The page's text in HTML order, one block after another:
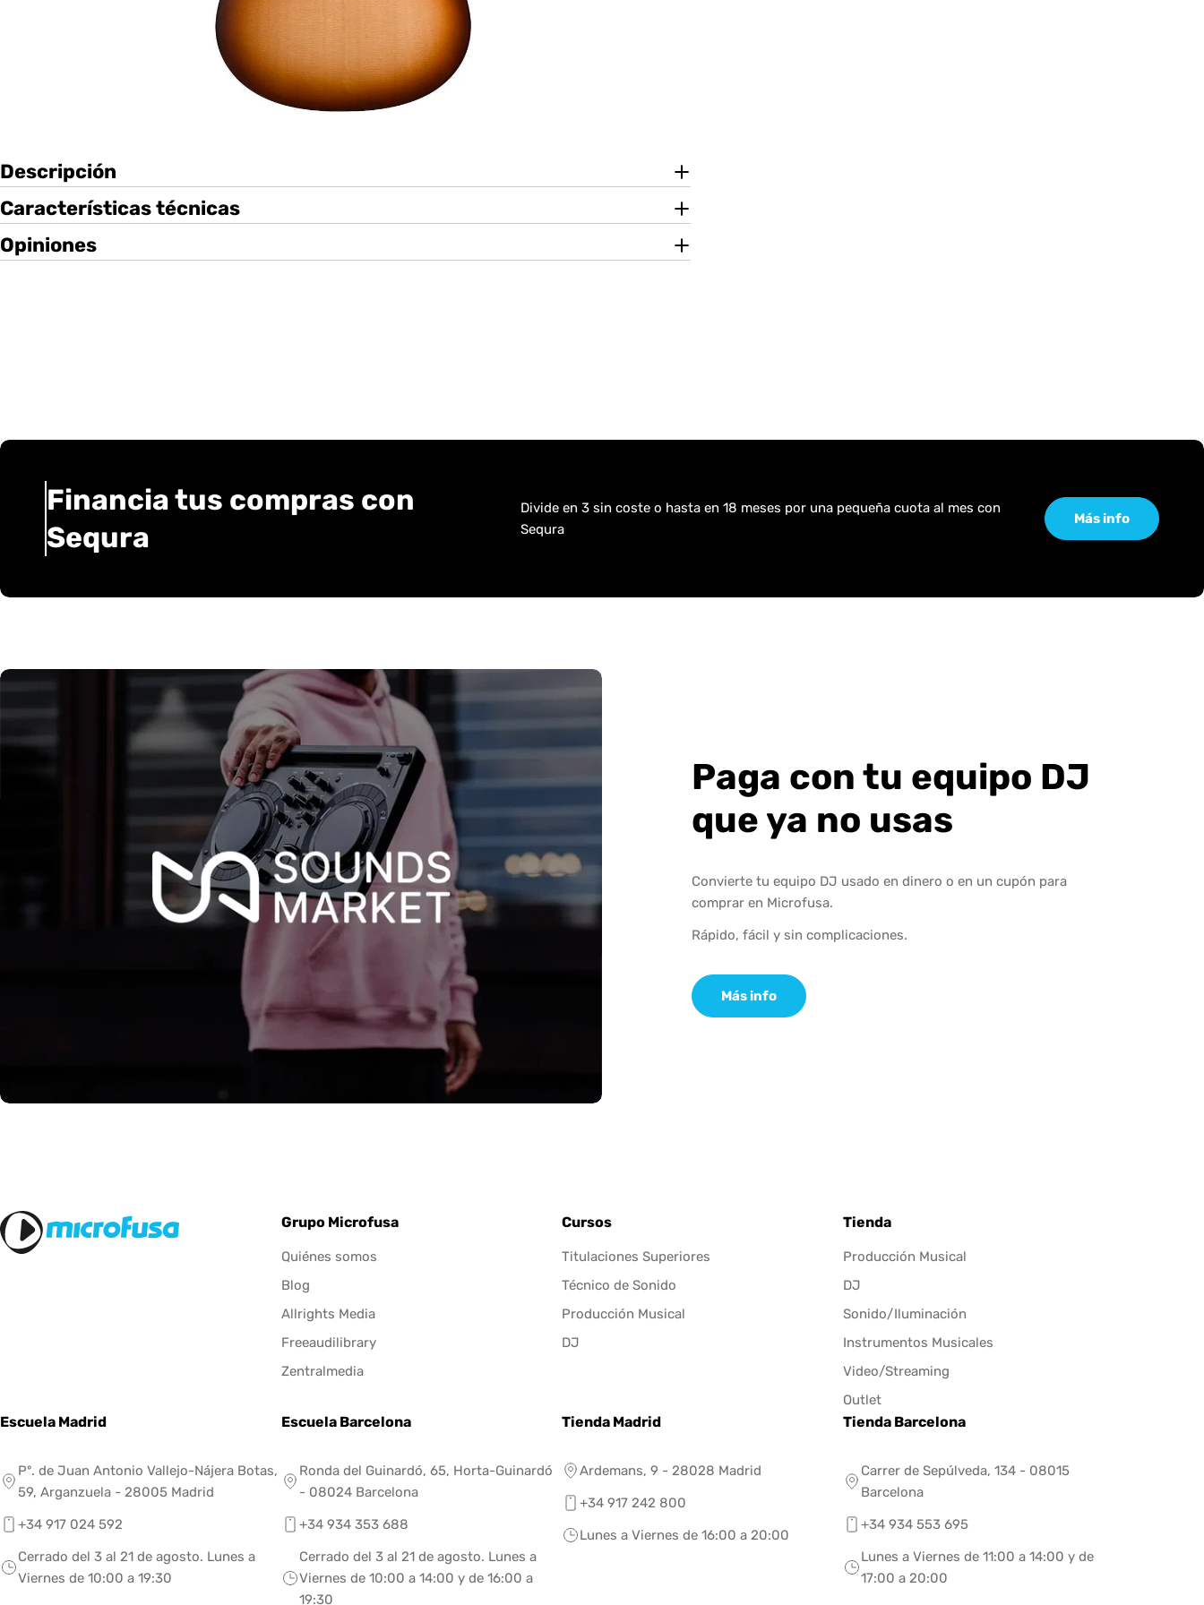
Descripción
Características técnicas
Opiniones
Financia tus compras con
Sequra
Divide en 3 sin coste o hasta en 18 meses por una pequeña cuota al mes con
Sequra
Más info
Paga con tu equipo DJ
que ya no usas
Convierte tu equipo DJ usado en dinero o en un cupón para
comprar en Microfusa.
Rápido, fácil y sin complicaciones.
Más info
Grupo Microfusa
Quiénes somos
Blog
Allrights Media
Freeaudilibrary
Zentralmedia
Cursos
Titulaciones Superiores
Técnico de Sonido
Producción Musical
DJ
Tienda
Producción Musical
DJ
Sonido/Iluminación
Instrumentos Musicales
Video/Streaming
Outlet
Escuela Madrid
Pº. de Juan Antonio Vallejo-Nájera Botas,
59, Arganzuela - 28005 Madrid
+34 917 024 592
Cerrado del 3 al 21 de agosto. Lunes a
Viernes de 10:00 a 19:30
Escuela Barcelona
Ronda del Guinardó, 65, Horta-Guinardó
- 08024 Barcelona
+34 934 353 688
Cerrado del 3 al 21 de agosto. Lunes a
Viernes de 10:00 a 14:00 y de 16:00 a
19:30
Tienda Madrid
Ardemans, 9 - 28028 Madrid
+34 917 242 800
Lunes a Viernes de 16:00 a 20:00
Tienda Barcelona
Carrer de Sepúlveda, 134 - 08015
Barcelona
+34 934 553 695
Lunes a Viernes de 11:00 a 14:00 y de
17:00 a 20:00